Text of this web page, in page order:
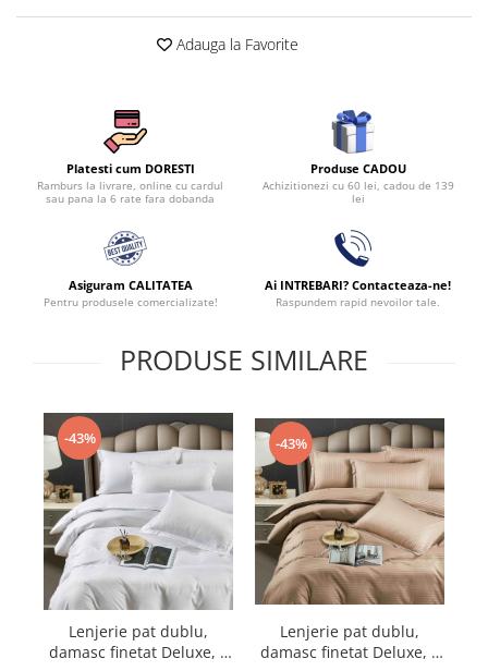
Lenjerii De Pat Damasc 1 Persoana
Lenjerii De Pat, Imprimeu 3D, 1
Adauga la Favorite
Platesti cum DORESTI
Ramburs la livrare, online cu cardul
sau pana la 6 rate fara dobanda
Produse CADOU
Achizitionezi cu 60 lei, cadou de 139
lei
Asiguram CALITATEA
Pentru produsele comercializate!
Ai INTREBARI? Contacteaza-ne!
Raspundem rapid nevoilor tale.
PRODUSE SIMILARE
-43%
Lenjerie pat dublu,
damasc finetat Deluxe, 6
-43%
Lenjerie pat dublu,
damasc finetat Deluxe, 6